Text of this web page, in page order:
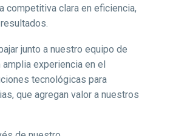
competitiva clara en eficiencia,
junto a nuestro equipo de
experiencia en el
tecnológicas para
que agregan valor a nuestros